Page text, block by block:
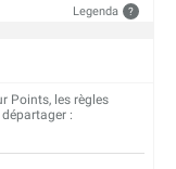
Legenda ?
Points, les règles
: